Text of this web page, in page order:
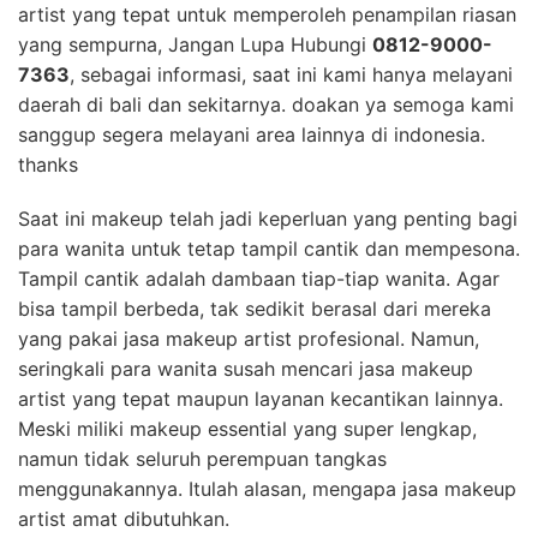
artist yang tepat untuk memperoleh penampilan riasan
yang sempurna, Jangan Lupa Hubungi 0812-9000-
7363, sebagai informasi, saat ini kami hanya melayani
daerah di bali dan sekitarnya. doakan ya semoga kami
sanggup segera melayani area lainnya di indonesia.
thanks
Saat ini makeup telah jadi keperluan yang penting bagi
para wanita untuk tetap tampil cantik dan mempesona.
Tampil cantik adalah dambaan tiap-tiap wanita. Agar
bisa tampil berbeda, tak sedikit berasal dari mereka
yang pakai jasa makeup artist profesional. Namun,
seringkali para wanita susah mencari jasa makeup
artist yang tepat maupun layanan kecantikan lainnya.
Meski miliki makeup essential yang super lengkap,
namun tidak seluruh perempuan tangkas
menggunakannya. Itulah alasan, mengapa jasa makeup
artist amat dibutuhkan.